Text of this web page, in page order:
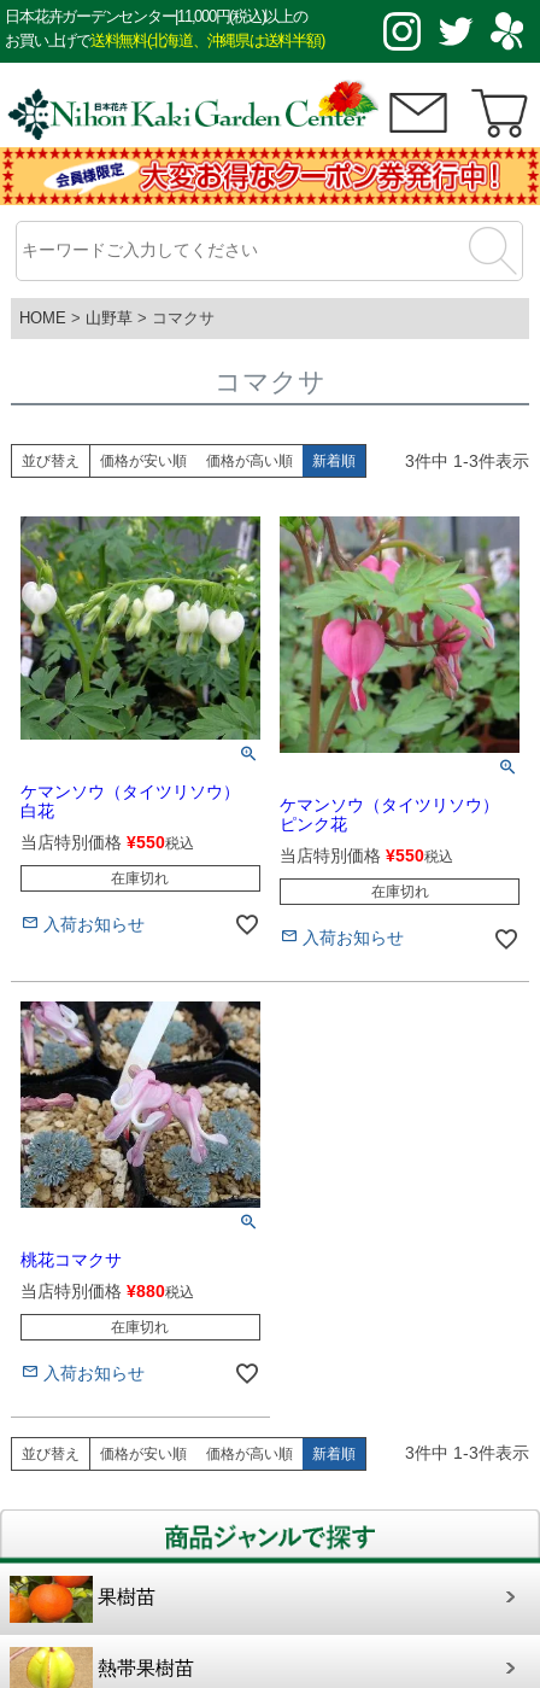
日本花卉ガーデンセンター|11,000円(税込)以上の
お買い上げで送料無料(北海道、沖縄県は送料半額)
HOME 山野草 コマクサ
コマクサ
並び替え 価格が安い順 価格が高い順 新着順 3件中 1-3件表示
ケマンソウ（タイツリソウ）
白花
当店特別価格 ¥550税込
在庫切れ
入荷お知らせ
ケマンソウ（タイツリソウ）
ピンク花
当店特別価格 ¥550税込
在庫切れ
入荷お知らせ
桃花コマクサ
当店特別価格 ¥880税込
在庫切れ
入荷お知らせ
並び替え 価格が安い順 価格が高い順 新着順 3件中 1-3件表示
果樹苗
熱帯果樹苗